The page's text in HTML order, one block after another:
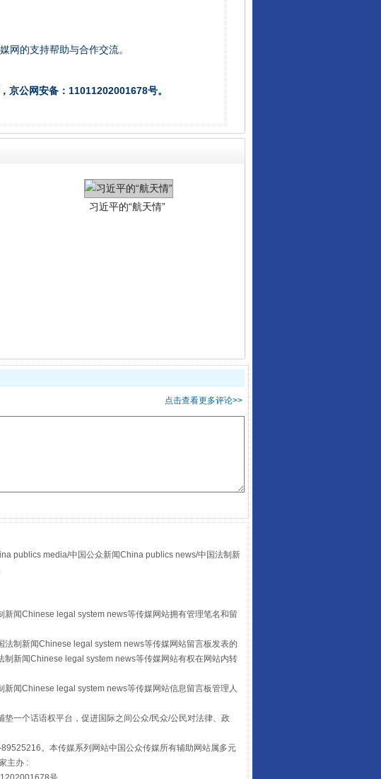
网的支持帮助与合作交流。
京公网安备：11011202001678号。
“谁都不怕”的他落马了
点击查看更多评论>>
publics media/中国公众新闻China publics news/中国法制新
闻Chinese legal system news等传媒网站拥有管理笔名和留
制新闻Chinese legal system news等传媒网站留言板发表的
新闻Chinese legal system news等传媒网站有权在网站内转
闻Chinese legal system news等传媒网站信息留言板管理人
一个话语权平台，促进国际之间公众/民众/公民对法律、政
。本传媒系列网站中国公众传媒所有辅助网站属多元
主办 :